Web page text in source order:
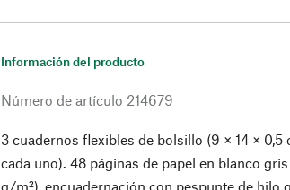
Información del producto
Número de artículo 214679
3 cuadernos flexibles de bolsillo (9 × 14 × 0,5
cada uno). 48 páginas de papel en blanco
g/m²), encuadernación con pespunte de hilo